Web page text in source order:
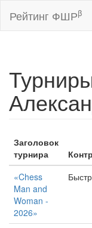
Рейтинг ФШРβ
Заголовок
турнира
«Chess
Man and
Woman -
2026»